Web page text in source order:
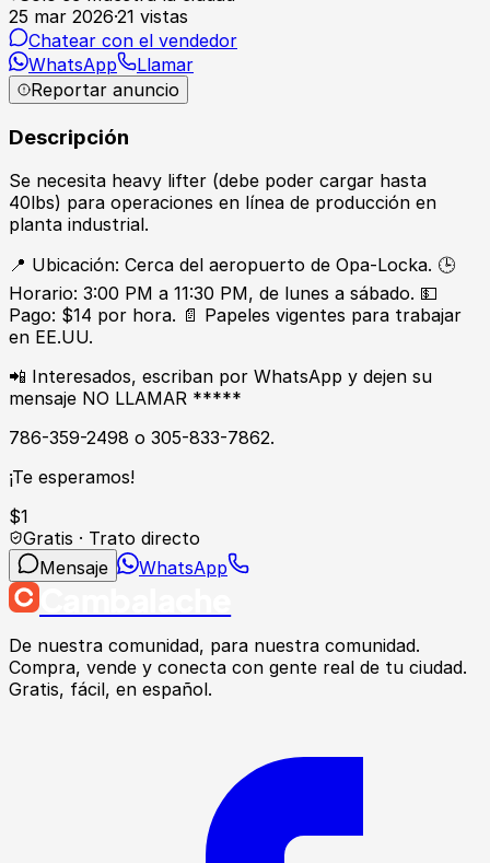
25 mar 2026·21 vistas
Chatear con el vendedor
WhatsApp
Llamar
Reportar anuncio
Descripción
Se necesita heavy lifter (debe poder cargar hasta
40lbs) para operaciones en línea de producción en
planta industrial.
📍 Ubicación: Cerca del aeropuerto de Opa-Locka. 🕒
Horario: 3:00 PM a 11:30 PM, de lunes a sábado. 💵
Pago: $14 por hora. 📄 Papeles vigentes para trabajar
en EE.UU.
📲 Interesados, escriban por WhatsApp y dejen su
mensaje NO LLAMAR *****
786-359-2498 o 305-833-7862.
¡Te esperamos!
$1
Gratis · Trato directo
Mensaje
WhatsApp
De nuestra comunidad, para nuestra comunidad.
Compra, vende y conecta con gente real de tu ciudad.
Gratis, fácil, en español.